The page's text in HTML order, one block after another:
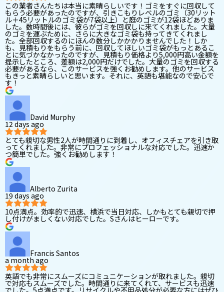
この業者さんたちは本当に素晴らしいです！ゴミをすぐに回収して
もらう必要があったのですが、引きこもりレベルのゴミ（30リット
ル＋45リットルのゴミ袋が7袋以上）と庭のゴミが12袋ほどありま
した。数時間後には、彼らがゴミを回収しに来てくれました。大量
のゴミを運ぶために、さらに大きなゴミ袋も持ってきてくれまし
た。全部回収するのにほんの数分しかかかりませんでした！しか
も、見積もりをもらう前に、回収してほしいゴミ袋がもっとあるこ
とに気づかなかったのですが、見積もり価格より5,000円高い金額を
提示したところ、差額は2,000円だけでした。大量のゴミを回収する
必要があるなら、このサービスを強くお勧めします。他のサービス
もきっと素晴らしいと思います。それに、英語も堪能なので安心で
す！
David Murphy
12 days ago
とても親切な男性2人が時間通りに到着し、オフィスチェアを引き取
ってくれました。非常にプロフェッショナルな対応でした。迅速か
つ簡単でした。強くお勧めします！
Alberto Zurita
19 days ago
10点満点。効率的で迅速、横浜で当日対応、しかもとても親切で押
し付けがましくない対応でした。Sさんはヒーローです。
Francis Santos
a month ago
英語でも非常にスムーズにコミュニケーションが取れました。親切
で対応もスムーズでした。時間通りに来てくれて、サービスも迅速